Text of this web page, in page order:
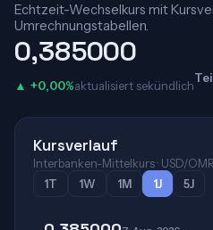
Echtzeit-Wechselkurs mit
Umrechnungstabellen.
0,385000
▲ +0,00%aktualisiert sekündlich
Kursverlauf
Interbanken-Mittelkurs · USD/OMR
1T
1W 1M 1J 5J